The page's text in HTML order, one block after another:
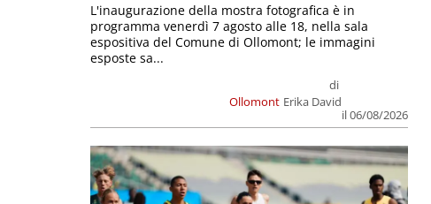
Ollomont
di
Erika David
il 06/08/2026
L'inaugurazione della mostra fotografica è in
programma venerdì 7 agosto alle 18, nella sala
espositiva del Comune di Ollomont; le immagini
esposte sa...